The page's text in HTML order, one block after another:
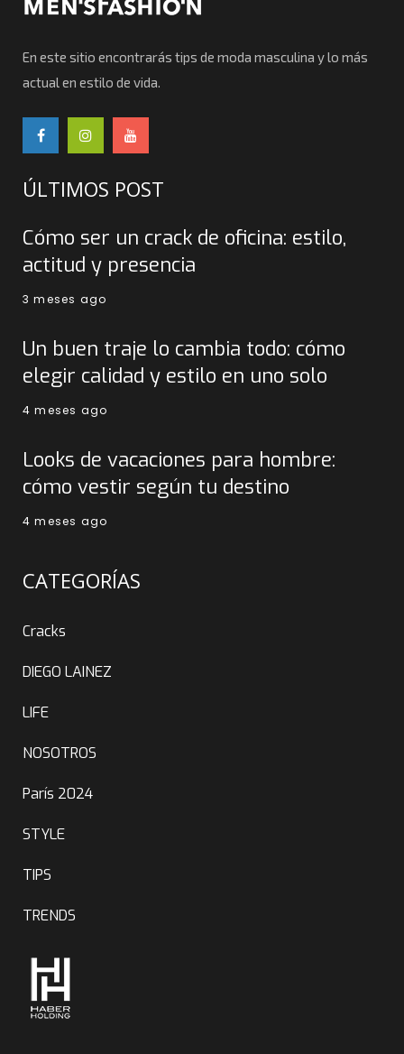
En este sitio encontrarás tips de moda masculina y lo más
actual en estilo de vida.
ÚLTIMOS POST
Cómo ser un crack de oficina: estilo,
actitud y presencia
3 meses ago
Un buen traje lo cambia todo: cómo
elegir calidad y estilo en uno solo
4 meses ago
Looks de vacaciones para hombre:
cómo vestir según tu destino
4 meses ago
CATEGORÍAS
Cracks
DIEGO LAINEZ
LIFE
NOSOTROS
París 2024
STYLE
TIPS
TRENDS